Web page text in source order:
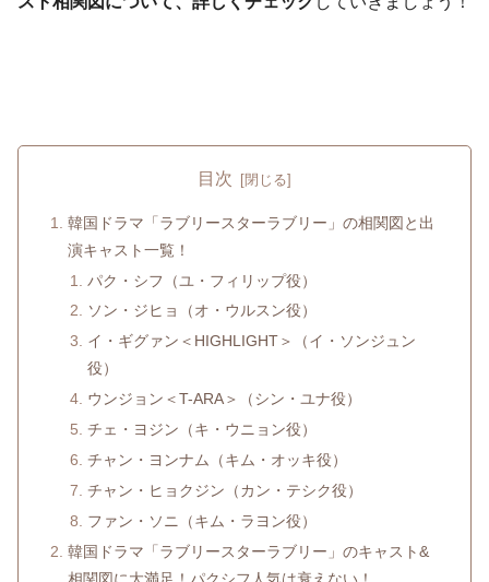
目次
韓国ドラマ「ラブリースターラブリー」の相関図と出
演キャスト一覧！
パク・シフ（ユ・フィリップ役）
ソン・ジヒョ（オ・ウルスン役）
イ・ギグァン＜HIGHLIGHT＞（イ・ソンジュン
役）
ウンジョン＜T-ARA＞（シン・ユナ役）
チェ・ヨジン（キ・ウニョン役）
チャン・ヨンナム（キム・オッキ役）
チャン・ヒョクジン（カン・テシク役）
ファン・ソニ（キム・ラヨン役）
韓国ドラマ「ラブリースターラブリー」のキャスト&
相関図に大満足！パクシフ人気は衰えない！